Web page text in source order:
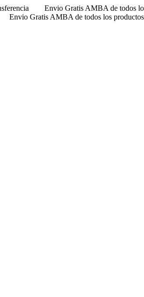
Envio Gratis AMBA de todos
Envio Gratis AMBA de todos los